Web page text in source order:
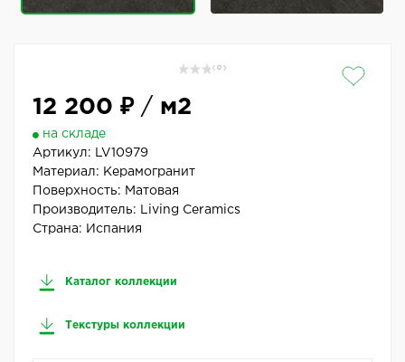
( 0 )
12 200 ₽/ м2
на складе
Артикул:
LV10979
Материал: Керамогранит
Поверхность: Матовая
Производитель:
Living Ceramics
Страна: Испания
Каталог коллекции
Текстуры коллекции